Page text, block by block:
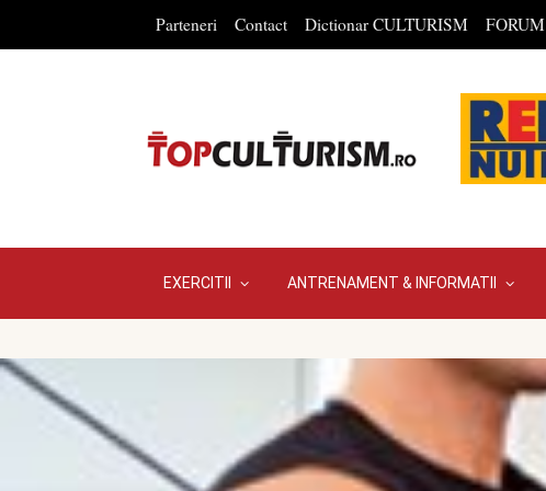
Parteneri Contact Dictionar CULTURISM FORUM
EXERCITII ANTRENAMENT & INFORMATII